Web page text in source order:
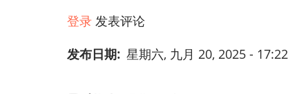
登录 发表评论
发布日期 星期六, 九月 20, 2025 - 17:22